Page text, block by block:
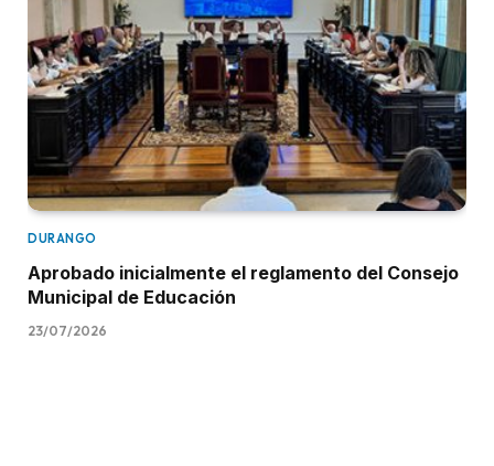
DURANGO
Aprobado inicialmente el reglamento del Consejo
Municipal de Educación
23/07/2026